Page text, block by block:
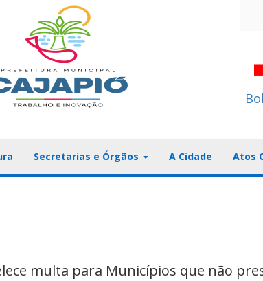
Secretarias e Órgãos A Cidade Atos
multa para Municípios que não